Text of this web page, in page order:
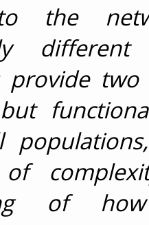
the
different
provide
of